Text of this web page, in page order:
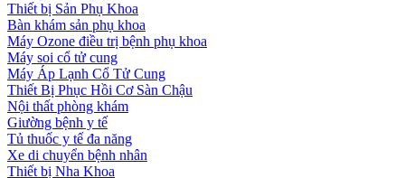
Thiết bị Sản Phụ Khoa
Bàn khám sản phụ khoa
Máy Ozone điều trị bệnh phụ khoa
Máy soi cổ tử cung
Máy Áp Lạnh Cổ Tử Cung
Thiết Bị Phục Hồi Cơ Sàn Chậu
Nội thất phòng khám
Giường bệnh y tế
Tủ thuốc y tế đa năng
Xe di chuyển bệnh nhân
Thiết bị Nha Khoa